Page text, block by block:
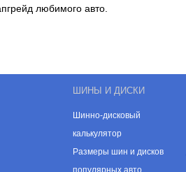
любимого авто.
ШИНЫ И ДИСКИ
Шинно-дисковый
калькулятор
Размеры шин и дисков
популярных авто